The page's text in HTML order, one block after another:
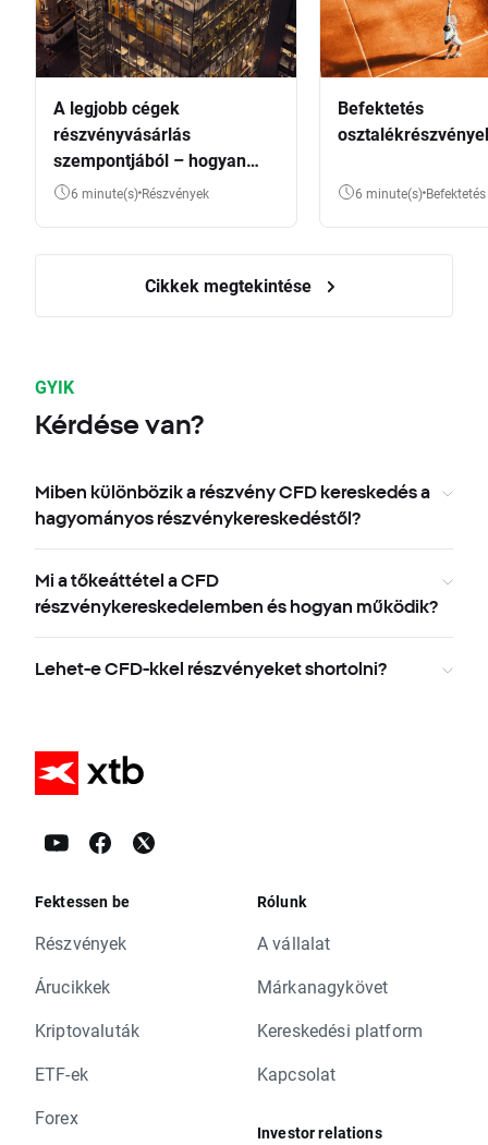
A legjobb cégek
részvényvásárlás
szempontjából – hogyan
válasszunk?
6 minute(s) Részvények
Befektetés
6 minute(s) Befektetés
Cikkek megtekintése
GYIK
Kérdése van?
Miben különbözik a részvény CFD kereskedés a
hagyományos részvénykereskedéstől?
Mi a tőkeáttétel a CFD
részvénykereskedelemben és hogyan működik?
Lehet-e CFD-kkel részvényeket shortolni?
Fektessen be
Részvények
Árucikkek
Kriptovaluták
ETF-ek
Forex
Rólunk
A vállalat
Márkanagykövet
Kereskedési platform
Kapcsolat
Investor relations